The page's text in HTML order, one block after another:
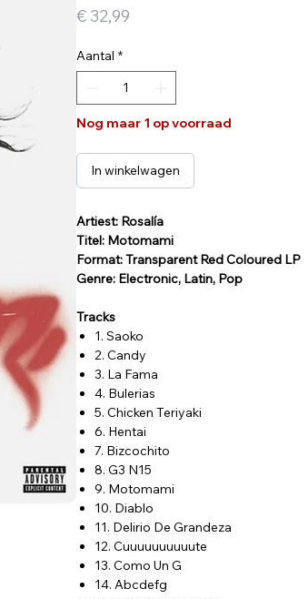
€ 32,99
Aantal *
Nog maar 1 op voorraad
In winkelwagen
Artiest: Rosalía
Titel: Motomami
Format: Transparent Red Coloured LP
Genre: Electronic, Latin, Pop
Tracks
1. Saoko
2. Candy
3. La Fama
4. Bulerias
5. Chicken Teriyaki
6. Hentai
7. Bizcochito
8. G3 N15
9. Motomami
10. Diablo
11. Delirio De Grandeza
12. Cuuuuuuuuuute
13. Como Un G
14. Abcdefg